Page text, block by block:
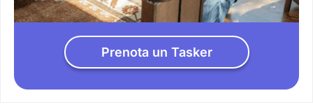
Prenota un Tasker